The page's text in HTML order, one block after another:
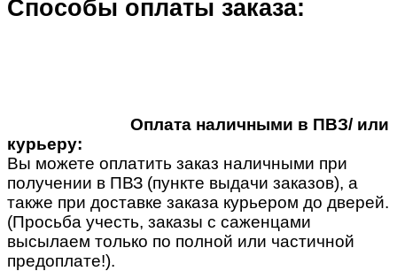
Способы оплаты заказа:
Оплата наличными в ПВЗ/ или
курьеру:
Вы можете оплатить заказ наличными при
получении в ПВЗ (пункте выдачи заказов), а
также при доставке заказа курьером до дверей.
(Просьба учесть, заказы с саженцами
высылаем только по полной или частичной
предоплате!).